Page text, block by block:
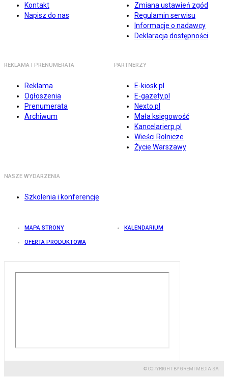
Kontakt
Napisz do nas
Zmiana ustawień zgód
Regulamin serwisu
Informacje o nadawcy
Deklaracja dostępności
REKLAMA I PRENUMERATA
Reklama
Ogłoszenia
Prenumerata
Archiwum
PARTNERZY
E-kiosk.pl
E-gazety.pl
Nexto.pl
Mała księgowość
Kancelarierp.pl
Wieści Rolnicze
Życie Warszawy
NASZE WYDARZENIA
Szkolenia i konferencje
MAPA STRONY KALENDARIUM
OFERTA PRODUKTOWA
© COPYRIGHT BY GREMI MEDIA SA